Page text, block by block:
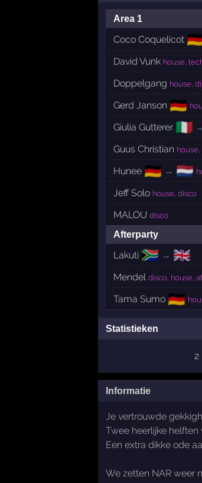
Area 1
Coco Coquelicot
David Vunk house,
Doppelgang house,
Gerd Janson 🇩🇪
Giulia Gutterer 🇮🇹
Guus Christian
Hunee 🇩🇪 → 🇳🇱
Jeff Solo house, disco
MALOU disco
Afterparty
Lakuti 🇿🇦 → 🇬🇧
Mendel disco, house,
Tama Sumo 🇩🇪
Statistieken
2
Informatie
Je vertrouwde
Twee heerlijke
Een extra dikke ode
We zetten NAR weer